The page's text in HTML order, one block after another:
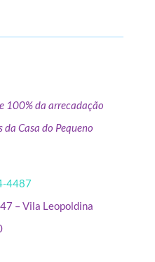
100% da arrecadação
Casa do Pequeno
4487
– Vila Leopoldina